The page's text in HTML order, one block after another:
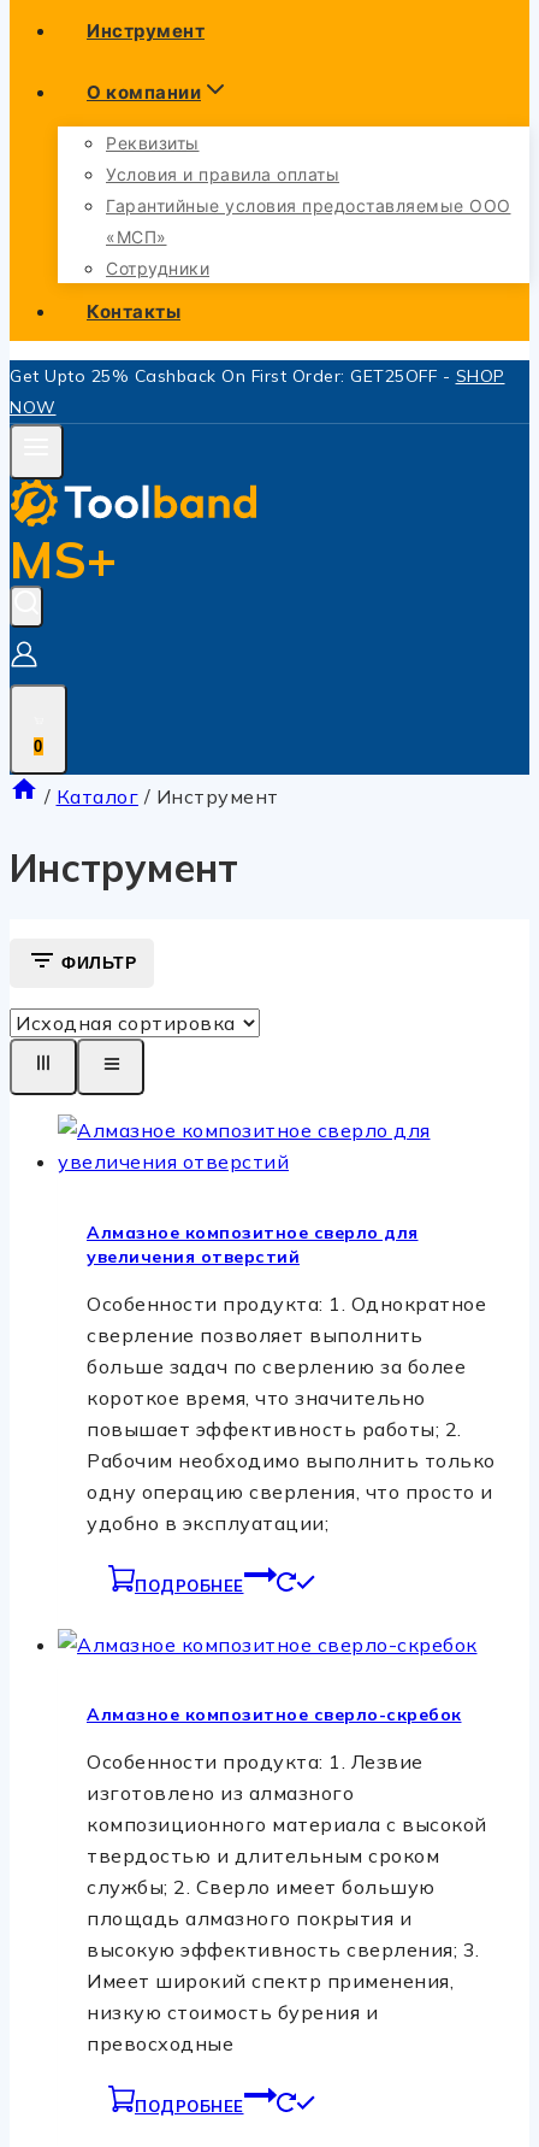
Инструмент
О компании
Реквизиты
Условия и правила оплаты
Гарантийные условия предоставляемые ООО
«МСП»
Сотрудники
Контакты
Get Upto 25% Cashback On First Order: GET25OFF - SHOP
NOW
MS+
0
/ Каталог / Инструмент
Инструмент
ФИЛЬТР
Алмазное композитное сверло для
увеличения отверстий
Особенности продукта: 1. Однократное
сверление позволяет выполнить
больше задач по сверлению за более
короткое время, что значительно
повышает эффективность работы; 2.
Рабочим необходимо выполнить только
одну операцию сверления, что просто и
удобно в эксплуатации;
ПОДРОБНЕЕ
Алмазное композитное сверло-скребок
Особенности продукта: 1. Лезвие
изготовлено из алмазного
композиционного материала с высокой
твердостью и длительным сроком
службы; 2. Сверло имеет большую
площадь алмазного покрытия и
высокую эффективность сверления; 3.
Имеет широкий спектр применения,
низкую стоимость бурения и
превосходные
ПОДРОБНЕЕ